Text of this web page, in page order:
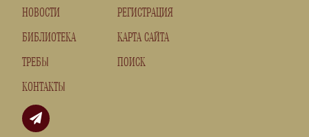
НОВОСТИ
БИБЛИОТЕКА
ТРЕБЫ
КОНТАКТЫ
РЕГИСТРАЦИЯ
КАРТА САЙТА
ПОИСК